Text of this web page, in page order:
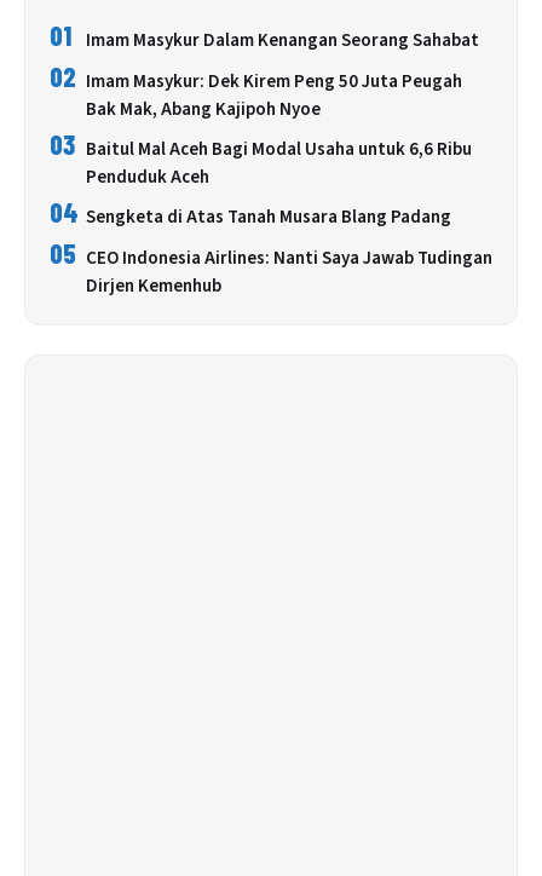
01 Imam Masykur Dalam Kenangan Seorang Sahabat
02 Imam Masykur: Dek Kirem Peng 50 Juta Peugah
Bak Mak, Abang Kajipoh Nyoe
03 Baitul Mal Aceh Bagi Modal Usaha untuk 6,6 Ribu
Penduduk Aceh
04 Sengketa di Atas Tanah Musara Blang Padang
05 CEO Indonesia Airlines: Nanti Saya Jawab Tudingan
Dirjen Kemenhub